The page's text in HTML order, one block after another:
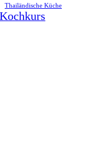
Thailändische Küche